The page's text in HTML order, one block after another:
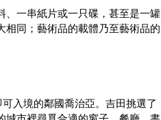
、一串紙片或一只碟，甚至是一罐
相同；藝術品的載體乃至藝術品的
入境的鄰國喬治亞。吉田挑選了